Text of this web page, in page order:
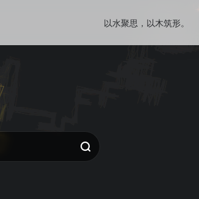
以水聚思，以木筑形。